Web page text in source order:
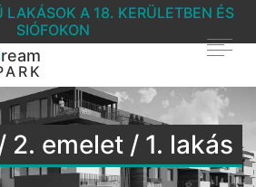
LAKÁSOK A 18. KERÜLETBEN ÉS
SIÓFOKON
ream
2. emelet / 1. lakás